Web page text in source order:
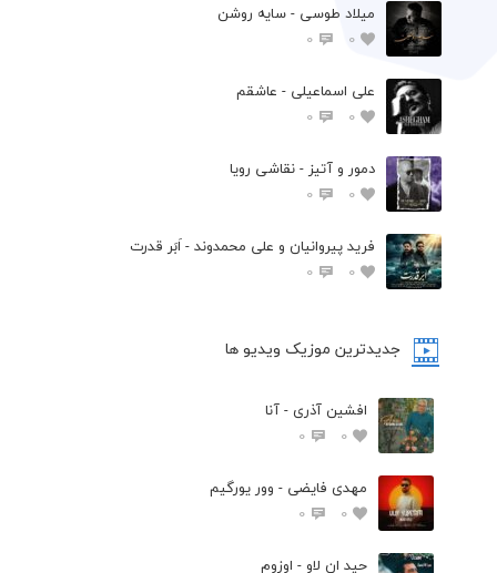
میلاد طوسی - سایه روشن
0
0
علی اسماعیلی - عاشقم
0
0
دمور و آتیز - نقاشی رویا
0
0
فرید پیروانیان و علی محمدوند - اَبَر قدرت
0
0
جدیدترین موزیک ویدیو ها
افشین آذری - آنا
0
0
مهدی فایضی - وور یورگیم
0
0
حید ان لاو - اوزوم